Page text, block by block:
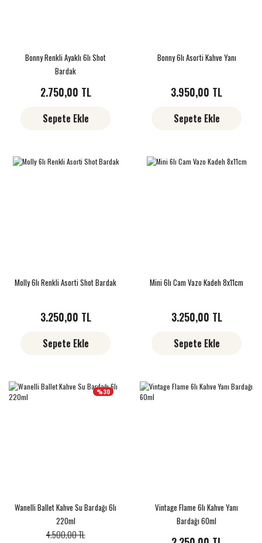
Bonny Renkli Ayaklı 6lı Shot
Bardak
2.750,00 TL
Sepete Ekle
Bonny 6lı Asorti Kahve Yanı
3.950,00 TL
Sepete Ekle
Molly 6lı Renkli Asorti Shot Bardak
3.250,00 TL
Sepete Ekle
Mini 6lı Cam Vazo Kadeh 8x11cm
3.250,00 TL
Sepete Ekle
%30
Wanelli Ballet Kahve Su Bardağı 6lı
220ml
4.500,00 TL
Vintage Flame 6lı Kahve Yanı
Bardağı 60ml